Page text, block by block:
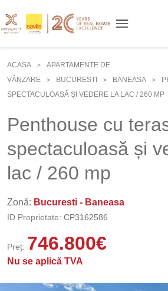
ACASA >
APARTAMENTE DE
VÂNZARE
> BUCURESTI > BANEASA >
SPECTACULOASĂ ȘI VEDERE LA LAC / 260 MP
Penthouse cu
spectaculoasă și
lac / 260 mp
Zonă: Bucuresti - Baneasa
ID Proprietate: CP3162586
Preț: 746.800€
Nu se aplică TVA